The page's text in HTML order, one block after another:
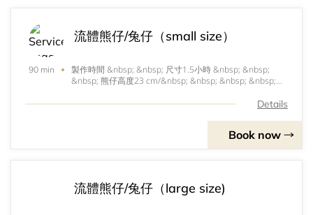
流體熊仔/兔仔（small size）
90 min
製作時間 &nbsp; &nbsp; 尺寸1.5小時 &nbsp; &nbsp;
&nbsp; 熊仔高度23 cm/&nbsp; &nbsp; &nbsp; &nbsp;
仔高度26 cm&nbsp; &nbsp; &nbsp; &nbsp; &nbsp;Details
Book now
流體熊仔/兔仔（large size)